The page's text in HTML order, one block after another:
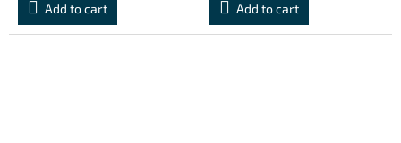
Add to cart Add to cart